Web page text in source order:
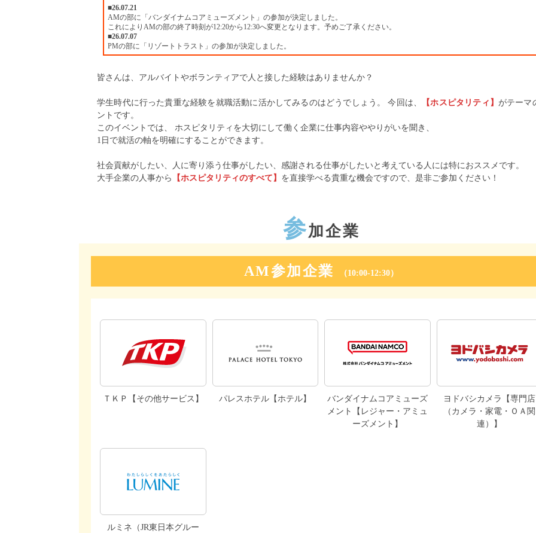
■26.07.21
AMの部に「バンダイナムコアミューズメント」の参加が決定しました。
これによりAMの部の終了時刻が12:20から12:30へ変更となります。予めご了承ください。
■26.07.07
PMの部に「リゾートトラスト」の参加が決定しました。
皆さんは、アルバイトやボランティアで人と接した経験はありませんか？
学生時代に行った貴重な経験を就職活動に活かしてみるのはどうでしょう。 今回は、 【ホスピタリティ】 がテーマ
ントです。
このイベントでは、 ホスピタリティを大切にして働く企業に仕事内容ややりがいを聞き、
1日で就活の軸を明確にすることができます。
社会貢献がしたい、人に寄り添う仕事がしたい、感謝される仕事がしたいと考えている人には特におススメです。
大手企業の人事から
【ホスピタリティのすべて】 を直接学べる貴重な機会ですので、是非ご参加ください！
参加企業
AM参加企業 （10:00-12:30）
ＴＫＰ【その他サービス】 パレスホテル【ホテル】
バンダイナムコアミューズ
メント【レジャー・アミュ
ーズメント】
ヨドバシカメラ【専門店
（カメラ・家電・ＯＡ関
連）】
ルミネ（JR東日本グルー